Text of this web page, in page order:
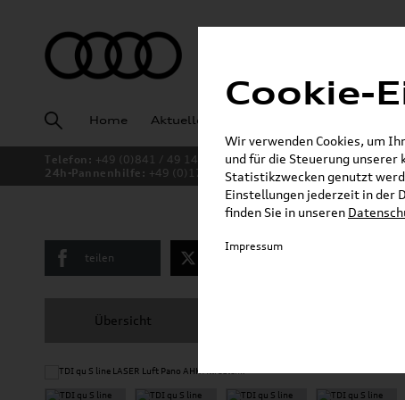
Home Aktuelles
Telefon: +49 (0)841 / 49 140
24h-Pannenhilfe: +49 (0)171 / 870 72 87
teilen
Übersicht
Cookie-
Wir verwenden Cookies, um
und für die Steuerung
Statistikzwecken genutzt
Einstellungen jederzeit in der
finden Sie in unseren
Impressum